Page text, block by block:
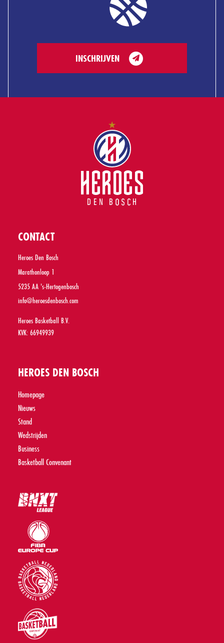
INSCHRIJVEN
CONTACT
Heroes Den Bosch
Marathonloop 1
5235 AA 's-Hertogenbosch
info@heroesdenbosch.com
Heroes Basketball B.V.
KVK: 66949939
HEROES DEN BOSCH
Homepage
Nieuws
Stand
Wedstrijden
Business
Basketball Convenant